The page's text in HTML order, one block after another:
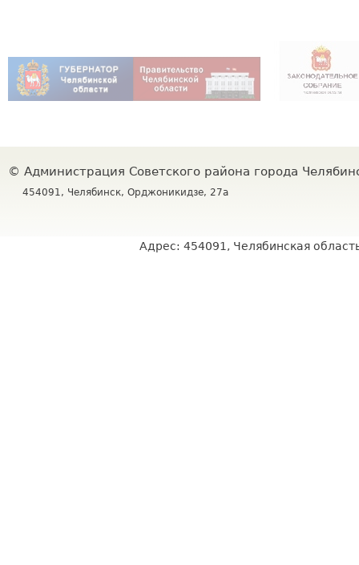
© Администрация Советского района города
454091, Челябинск, Орджоникидзе, 27а
Адрес: 454091, Челябинская